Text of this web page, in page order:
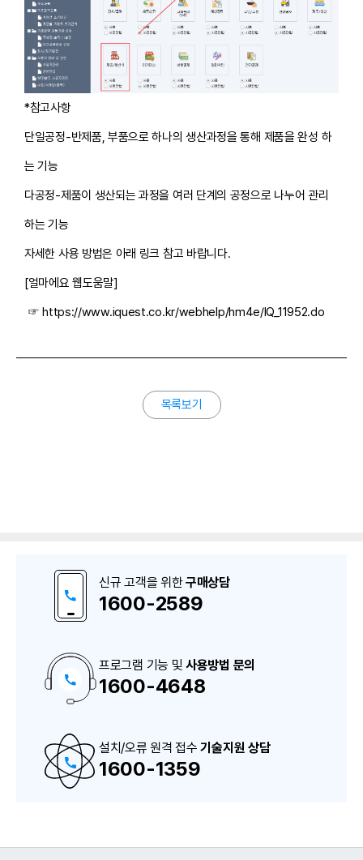
*참고사항
단일공정-반제품, 부품으로 하나의 생산과정을 통해 제품을 완성 하
는 기능
다공정-제품이 생산되는 과정을 여러 단계의 공정으로 나누어 관리
하는 기능
자세한 사용 방법은 아래 링크 참고 바랍니다.
[얼마에요 웹도움말]
☞https://www.iquest.co.kr/webhelp/hm4e/IQ_11952.do
목록보기
구
매
S
상
담
번
신규 고객을 위한구매상담
1600-2589
프로그램 기능 및 사용방법 문의
1600-4648
설치/오류 원격 접수기술지원 상담
1600-1359